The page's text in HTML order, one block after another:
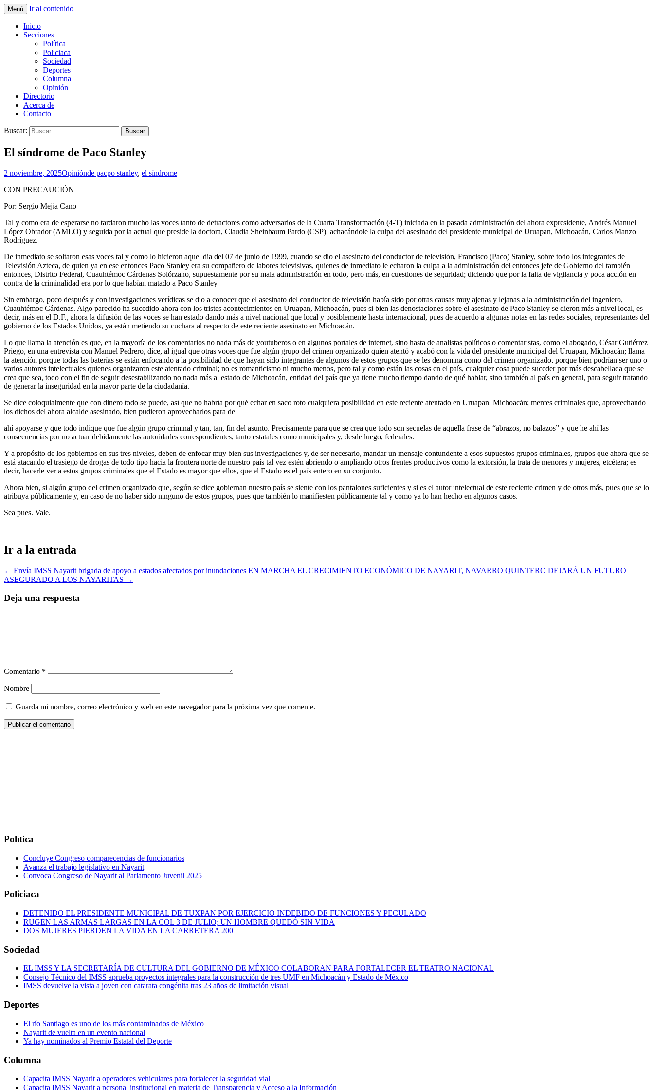
La Yunta de Tepic
Menú Ir al contenido
Inicio
Secciones
Política
Policiaca
Sociedad
Deportes
Columna
Opinión
Directorio
Acerca de
Contacto
Buscar:
El síndrome de Paco Stanley
2 noviembre, 2025Opiniónde pacpo stanley, el síndrome
CON PRECAUCIÓN
Por: Sergio Mejía Cano
Tal y como era de esperarse no tardaron mucho las voces tanto de detractores como adversarios de la Cuarta Transformación (4-T) iniciada en la pasada administración del ahora expresidente, Andrés Manuel
López Obrador (AMLO) y seguida por la actual que preside la doctora, Claudia Sheinbaum Pardo (CSP), achacándole la culpa del asesinado del presidente municipal de Uruapan, Michoacán, Carlos Manzo
Rodríguez.
De inmediato se soltaron esas voces tal y como lo hicieron aquel día del 07 de junio de 1999, cuando se dio el asesinato del conductor de televisión, Francisco (Paco) Stanley, sobre todo los integrantes de
Televisión Azteca, de quien ya en ese entonces Paco Stanley era su compañero de labores televisivas, quienes de inmediato le echaron la culpa a la administración del entonces jefe de Gobierno del también
entonces, Distrito Federal, Cuauhtémoc Cárdenas Solórzano, supuestamente por su mala administración en todo, pero más, en cuestiones de seguridad; diciendo que por la falta de vigilancia y poca acción en
contra de la criminalidad era por lo que habían matado a Paco Stanley.
Sin embargo, poco después y con investigaciones verídicas se dio a conocer que el asesinato del conductor de televisión había sido por otras causas muy ajenas y lejanas a la administración del ingeniero,
Cuauhtémoc Cárdenas. Algo parecido ha sucedido ahora con los tristes acontecimientos en Uruapan, Michoacán, pues si bien las denostaciones sobre el asesinato de Paco Stanley se dieron más a nivel local, es
decir, más en el D.F., ahora la difusión de las voces se han estado dando más a nivel nacional que local y posiblemente hasta internacional, pues de acuerdo a algunas notas en las redes sociales, representantes del
gobierno de los Estados Unidos, ya están metiendo su cuchara al respecto de este reciente asesinato en Michoacán.
Lo que llama la atención es que, en la mayoría de los comentarios no nada más de youtuberos o en algunos portales de internet, sino hasta de analistas políticos o comentaristas, como el abogado, César Gutiérrez
Priego, en una entrevista con Manuel Pedrero, dice, al igual que otras voces que fue algún grupo del crimen organizado quien atentó y acabó con la vida del presidente municipal del Uruapan, Michoacán; llama
la atención porque todas las baterías se están enfocando a la posibilidad de que hayan sido integrantes de algunos de estos grupos que se les denomina como del crimen organizado, porque bien podrían ser uno o
varios autores intelectuales quienes organizaron este atentado criminal; no es romanticismo ni mucho menos, pero tal y como están las cosas en el país, cualquier cosa puede suceder por más descabellada que se
crea que sea, todo con el fin de seguir desestabilizando no nada más al estado de Michoacán, entidad del país que ya tiene mucho tiempo dando de qué hablar, sino también al país en general, para seguir tratando
de generar la inseguridad en la mayor parte de la ciudadanía.
Se dice coloquialmente que con dinero todo se puede, así que no habría por qué echar en saco roto cualquiera posibilidad en este reciente atentado en Uruapan, Michoacán; mentes criminales que, aprovechando
los dichos del ahora alcalde asesinado, bien pudieron aprovecharlos para de
ahí apoyarse y que todo indique que fue algún grupo criminal y tan, tan, fin del asunto. Precisamente para que se crea que todo son secuelas de aquella frase de “abrazos, no balazos” y que he ahí las
consecuencias por no actuar debidamente las autoridades correspondientes, tanto estatales como municipales y, desde luego, federales.
Y a propósito de los gobiernos en sus tres niveles, deben de enfocar muy bien sus investigaciones y, de ser necesario, mandar un mensaje contundente a esos supuestos grupos criminales, grupos que ahora que se
está atacando el trasiego de drogas de todo tipo hacia la frontera norte de nuestro país tal vez estén abriendo o ampliando otros frentes productivos como la extorsión, la trata de menores y mujeres, etcétera; es
decir, hacerle ver a estos grupos criminales que el Estado es mayor que ellos, que el Estado es el país entero en su conjunto.
Ahora bien, si algún grupo del crimen organizado que, según se dice gobiernan nuestro país se siente con los pantalones suficientes y si es el autor intelectual de este reciente crimen y de otros más, pues que se lo
atribuya públicamente y, en caso de no haber sido ninguno de estos grupos, pues que también lo manifiesten públicamente tal y como ya lo han hecho en algunos casos.
Sea pues. Vale.
Ir a la entrada
← Envía IMSS Nayarit brigada de apoyo a estados afectados por inundaciones EN MARCHA EL CRECIMIENTO ECONÓMICO DE NAYARIT, NAVARRO QUINTERO DEJARÁ UN FUTURO
ASEGURADO A LOS NAYARITAS →
Deja una respuesta
Comentario *
Nombre
Guarda mi nombre, correo electrónico y web en este navegador para la próxima vez que comente.
Política
Concluye Congreso comparecencias de funcionarios
Avanza el trabajo legislativo en Nayarit
Convoca Congreso de Nayarit al Parlamento Juvenil 2025
Policiaca
DETENIDO EL PRESIDENTE MUNICIPAL DE TUXPAN POR EJERCICIO INDEBIDO DE FUNCIONES Y PECULADO
RUGEN LAS ARMAS LARGAS EN LA COL 3 DE JULIO; UN HOMBRE QUEDÓ SIN VIDA
DOS MUJERES PIERDEN LA VIDA EN LA CARRETERA 200
Sociedad
EL IMSS Y LA SECRETARÍA DE CULTURA DEL GOBIERNO DE MÉXICO COLABORAN PARA FORTALECER EL TEATRO NACIONAL
Consejo Técnico del IMSS aprueba proyectos integrales para la construcción de tres UMF en Michoacán y Estado de México
IMSS devuelve la vista a joven con catarata congénita tras 23 años de limitación visual
Deportes
El río Santiago es uno de los más contaminados de México
Nayarit de vuelta en un evento nacional
Ya hay nominados al Premio Estatal del Deporte
Columna
Capacita IMSS Nayarit a operadores vehiculares para fortalecer la seguridad vial
Capacita IMSS Nayarit a personal institucional en materia de Transparencia y Acceso a la Información